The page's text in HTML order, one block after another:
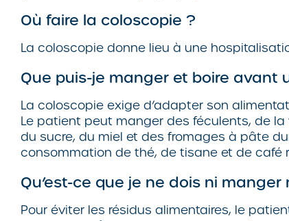
Où faire la coloscopie ?
La coloscopie donne lieu à une
Que puis-je manger et boire avant
La coloscopie exige d’adapter son
Le patient peut manger des féculents, de
du sucre, du miel et des fromages à pâte
consommation de thé, de tisane et de café
Qu’est-ce que je ne dois ni manger
Pour éviter les résidus alimentaires, le